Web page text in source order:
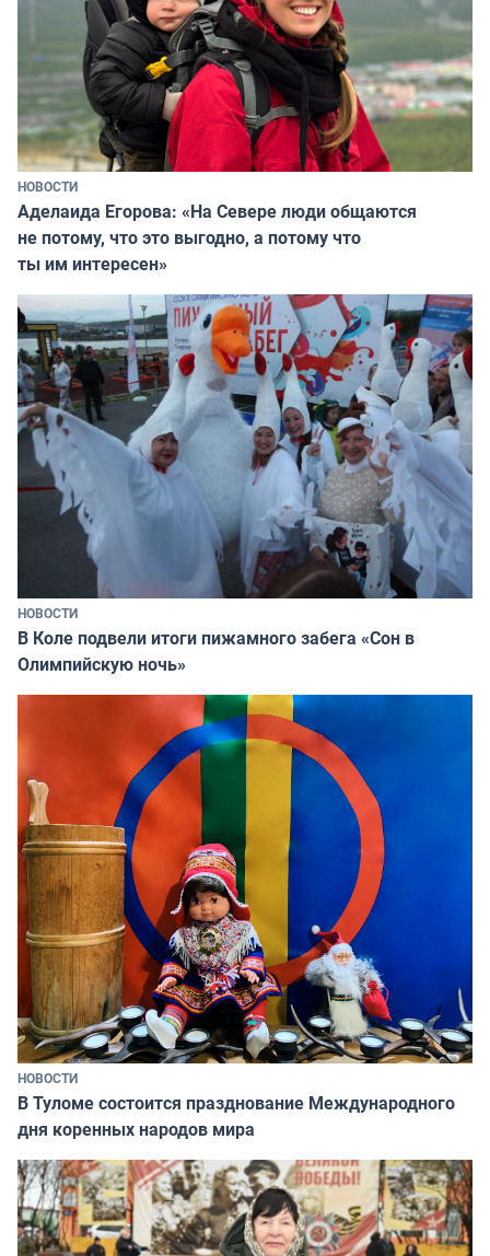
НОВОСТИ
Аделаида Егорова: «На Севере люди общаются
не потому, что это выгодно, а потому что
ты им интересен»
НОВОСТИ
В Коле подвели итоги пижамного забега «Сон в
Олимпийскую ночь»
НОВОСТИ
В Туломе состоится празднование Международного
дня коренных народов мира